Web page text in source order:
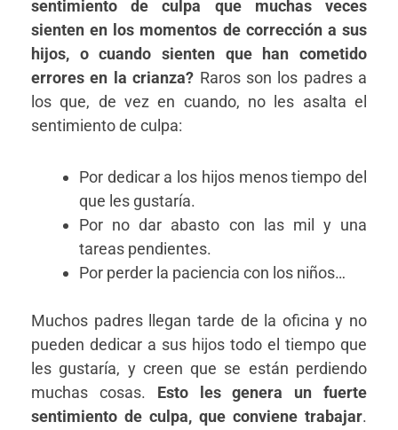
sentimiento de culpa que muchas veces
sienten en los momentos de corrección a sus
hijos, o cuando sienten que han cometido
errores en la crianza? Raros son los padres a
los que, de vez en cuando, no les asalta el
sentimiento de culpa:
Por dedicar a los hijos menos tiempo del
que les gustaría.
Por no dar abasto con las mil y una
tareas pendientes.
Por perder la paciencia con los niños…
Muchos padres llegan tarde de la oficina y no
pueden dedicar a sus hijos todo el tiempo que
les gustaría, y creen que se están perdiendo
muchas cosas. Esto les genera un fuerte
sentimiento de culpa, que conviene trabajar.